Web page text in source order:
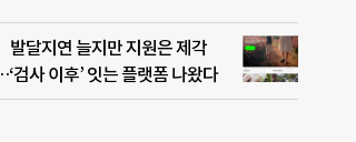
발달지연 늘지만 지원은 제각
검사 이후’ 잇는 플랫폼 나왔다